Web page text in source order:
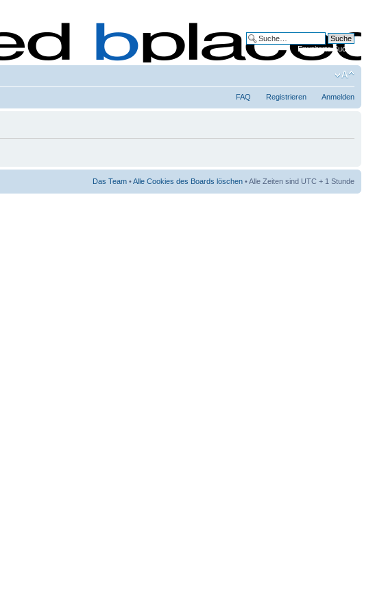
Erweiterte Suche
FAQ Registrieren Anmelden
Das Team •Alle Cookies des Boards löschen • Alle Zeiten sind UTC + 1 Stunde